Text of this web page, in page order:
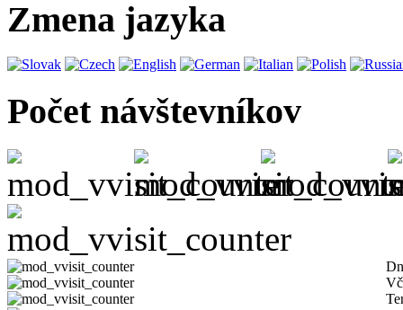
Zmena jazyka
Počet návštevníkov